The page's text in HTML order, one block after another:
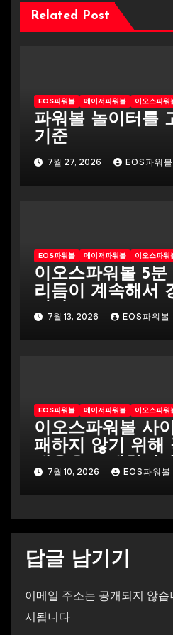
Related Post
EOS파워볼 메이저파워볼 이오스파워
파워볼 놀이터를
기준
7월 27, 2026 EOS파워
EOS파워볼 메이저파워볼 이오스파워
이오스파워볼 5
리듬이 계속해서
긴다
7월 13, 2026 EOS파워볼
EOS파워볼 메이저파워볼 이오스파워
이오스파워볼 사
패하지 않기 위해
내용을 소개합니
7월 10, 2026 EOS파워
답글 남기기
이메일 주소는 공개되지 않습
시됩니다